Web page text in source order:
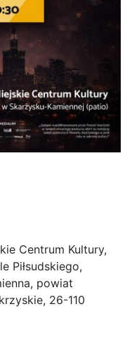
Centrum Kultury,
Piłsudskiego,
powiat
26-110